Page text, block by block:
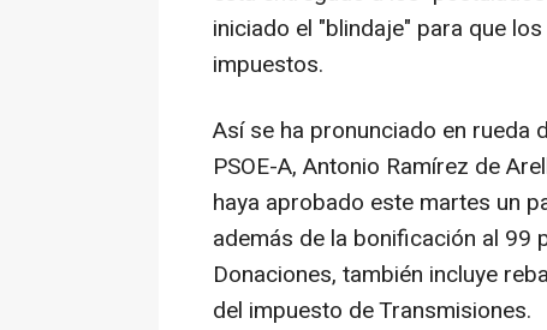
iniciado el "blindaje" para que
impuestos.
Así se ha pronunciado en rueda
PSOE-A, Antonio Ramírez de
haya aprobado este martes un
además de la bonificación al 99
Donaciones, también incluye
del impuesto de Transmisiones.